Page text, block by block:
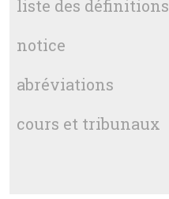
liste des définitions
notice
abréviations
cours et tribunaux